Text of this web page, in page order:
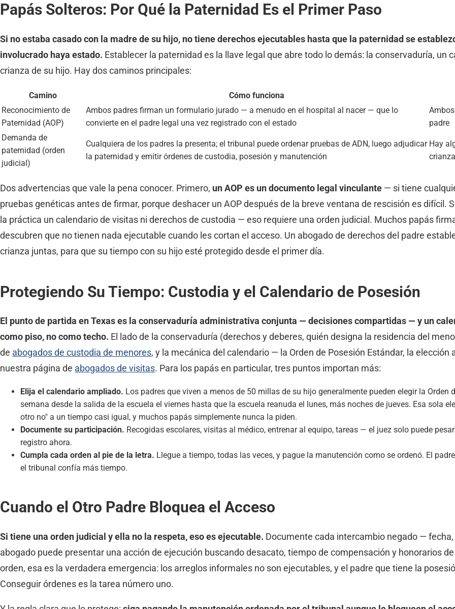
Papás Solteros: Por Qué la Paternidad Es el Primer Paso
Si no estaba casado con la madre de su hijo, no tiene derechos ejecutables hasta que la paternidad se
involucrado haya estado. Establecer la paternidad es la llave legal que abre todo lo demás: la conservaduría, un
crianza de su hijo. Hay dos caminos principales:
Camino Cómo funciona
Reconocimiento de
Paternidad (AOP)
Ambos padres firman un formulario jurado — a menudo en el hospital al nacer — que lo
convierte en el padre legal una vez registrado con el estado
padre
Demanda de
paternidad (orden
judicial)
Cualquiera de los padres la presenta; el tribunal puede ordenar pruebas de ADN, luego adjudicar
la paternidad y emitir órdenes de custodia, posesión y manutención
Hay
Dos advertencias que vale la pena conocer. Primero, un AOP es un documento legal vinculante — si tiene
pruebas genéticas antes de firmar, porque deshacer un AOP después de la breve ventana de rescisión es difícil.
la práctica un calendario de visitas ni derechos de custodia — eso requiere una orden judicial. Muchos papás
descubren que no tienen nada ejecutable cuando les cortan el acceso. Un abogado de derechos del padre
crianza juntas, para que su tiempo con su hijo esté protegido desde el primer día.
Protegiendo Su Tiempo: Custodia y el Calendario de Posesión
El punto de partida en Texas es la conservaduría administrativa conjunta — decisiones compartidas — y un
como piso, no como techo. El lado de la conservaduría (derechos y deberes, quién designa la residencia del
de abogados de custodia de menores, y la mecánica del calendario — la Orden de Posesión Estándar, la
nuestra página de abogados de visitas. Para los papás en particular, tres puntos importan más:
Elija el calendario ampliado. Los padres que viven a menos de 50 millas de su hijo generalmente pueden elegir la
semana desde la salida de la escuela el viernes hasta que la escuela reanuda el lunes, más noches de jueves. Esa sola
otro no" a un tiempo casi igual, y muchos papás simplemente nunca la piden.
Documente su participación. Recogidas escolares, visitas al médico, entrenar al equipo, tareas — el juez solo puede
registro ahora.
Cumpla cada orden al pie de la letra. Llegue a tiempo, todas las veces, y pague la manutención como se ordenó. El
el tribunal confía más tiempo.
Cuando el Otro Padre Bloquea el Acceso
Si tiene una orden judicial y ella no la respeta, eso es ejecutable. Documente cada intercambio negado —
abogado puede presentar una acción de ejecución buscando desacato, tiempo de compensación y honorarios
orden, esa es la verdadera emergencia: los arreglos informales no son ejecutables, y el padre que tiene la
Conseguir órdenes es la tarea número uno.